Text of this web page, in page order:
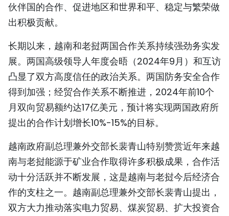
ENGLISH
РУССКИЙ
ESPAÑOL
伙伴国的合作、促进地区和世界和平、稳定与繁荣做
出积极贡献。
长期以来，越南和老挝两国合作关系持续强劲务实发
展。两国高级领导人年度会晤（2024年9月）和互访
凸显了双方高度信任的政治关系。两国防务安全合作
得到加强；经贸合作关系不断推进，2024年前10个
月双向贸易额约达17亿美元，预计将实现两国政府所
提出的合作计划增长10%-15%的目标。
越南政府副总理兼外交部长裴青山特别赞赏近年来越
南与老挝能源于矿业合作取得许多积极成果，合作活
动十分活跃并不断发展，这是越南与老挝今后经济合
作的支柱之一。越南副总理兼外交部长裴青山提出，
双方大力推动落实电力贸易、煤炭贸易、扩大投资合